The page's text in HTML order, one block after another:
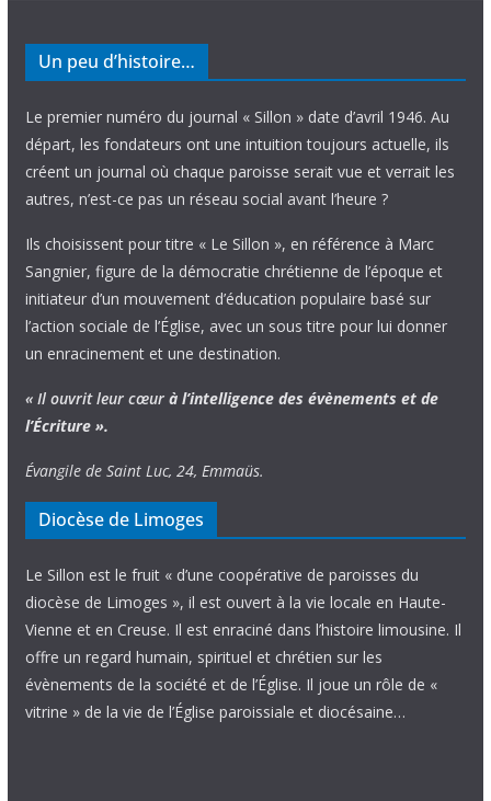
Un peu d’histoire…
Le premier numéro du journal « Sillon » date d’avril 1946. Au
départ, les fondateurs ont une intuition toujours actuelle, ils
créent un journal où chaque paroisse serait vue et verrait les
autres, n’est-ce pas un réseau social avant l’heure ?
Ils choisissent pour titre « Le Sillon », en référence à Marc
Sangnier, figure de la démocratie chrétienne de l’époque et
initiateur d’un mouvement d’éducation populaire basé sur
l’action sociale de l’Église, avec un sous titre pour lui donner
un enracinement et une destination.
« Il ouvrit leur cœur à l’intelligence des évènements et de
l’Écriture ».
Évangile de Saint Luc, 24, Emmaüs.
Diocèse de Limoges
Le Sillon est le fruit « d’une coopérative de paroisses du
diocèse de Limoges », il est ouvert à la vie locale en Haute-
Vienne et en Creuse. Il est enraciné dans l’histoire limousine. Il
offre un regard humain, spirituel et chrétien sur les
évènements de la société et de l’Église. Il joue un rôle de «
vitrine » de la vie de l’Église paroissiale et diocésaine…